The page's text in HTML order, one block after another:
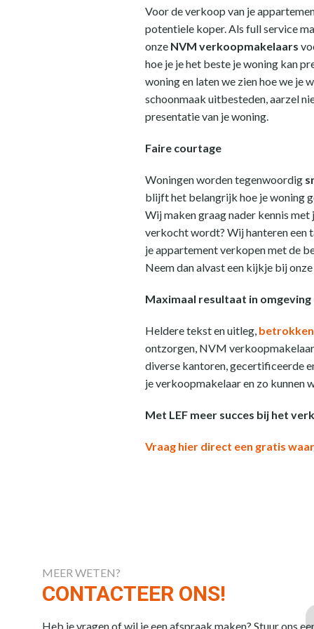
Voor de verkoop van je
potentiele koper. Als full service
onze NVM verkoopmakelaars
hoe je je het beste je woning kan
woning en laten we zien hoe we je
schoonmaak uitbesteden, aarzel
presentatie van je woning.
Faire courtage
Woningen worden tegenwoordig
blijft het belangrijk hoe je woning
Wij maken graag nader kennis
verkocht wordt? Wij hanteren een
je appartement verkopen met de
Neem dan alvast een kijkje bij onze
Maximaal resultaat in
Heldere tekst en uitleg,
ontzorgen, NVM
diverse kantoren, gecertificeerde
je verkoopmakelaar en zo kunnen
Met LEF meer succes bij het
Vraag hier direct een gratis
MEER WETEN?
CONTACTEER ONS!
Heb je vragen of wil je een afspraak maken? Stuur ons